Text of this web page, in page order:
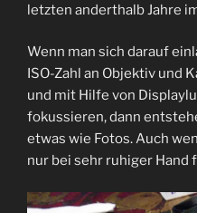
letzten anderthalb Jahre
Wenn man sich darauf
ISO-Zahl an Objektiv und
und mit Hilfe von
fokussieren, dann
etwas wie Fotos. Auch
nur bei sehr ruhiger Hand